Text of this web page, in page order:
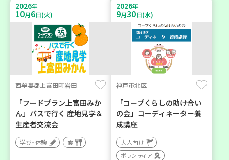
2026年
10月6日(火)
西牟婁郡上富田町岩田
「フードプラン上富田みか
ん」バスで行く 産地見学＆
生産者交流会
学び・体験 食
2026年
9月30日(水)
神戸市北区
「コープくらしの助け合い
の会」コーディネーター養
成講座
大人向け
ボランティア